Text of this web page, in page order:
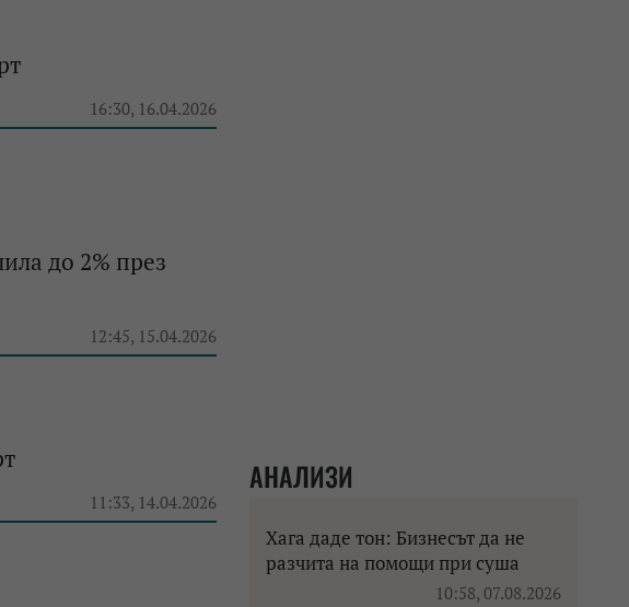
16:30, 16.04.2026
до 2% през
12:45, 15.04.2026
11:33, 14.04.2026
АНАЛИЗИ
Хага даде тон: Бизнесът да не
разчита на помощи при суша
10:58, 07.08.2026